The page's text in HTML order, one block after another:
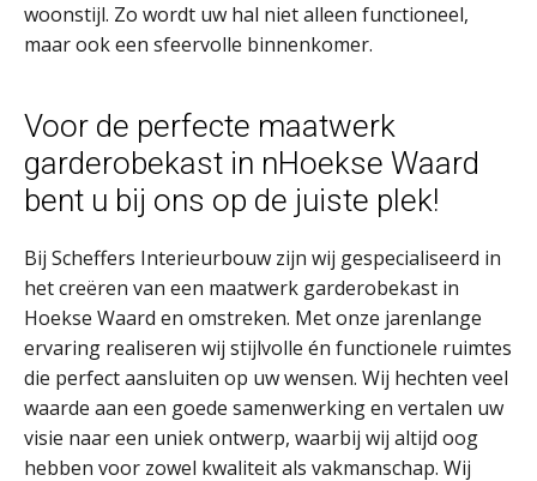
woonstijl. Zo wordt uw hal niet alleen functioneel,
maar ook een sfeervolle binnenkomer.
Voor de perfecte maatwerk
garderobekast in nHoekse Waard
bent u bij ons op de juiste plek!
Bij Scheffers Interieurbouw zijn wij gespecialiseerd in
het creëren van een maatwerk garderobekast in
Hoekse Waard en omstreken. Met onze jarenlange
ervaring realiseren wij stijlvolle én functionele ruimtes
die perfect aansluiten op uw wensen. Wij hechten veel
waarde aan een goede samenwerking en vertalen uw
visie naar een uniek ontwerp, waarbij wij altijd oog
hebben voor zowel kwaliteit als vakmanschap. Wij